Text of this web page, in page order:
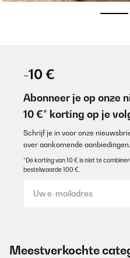
-10 €
Abonneer je op onze
10 €* korting op je
Schrijf je in voor onze
over aankomende aanbiedingen.
*De korting van 10 € is niet te
bestelwaarde 100 €.
Meestverkochte